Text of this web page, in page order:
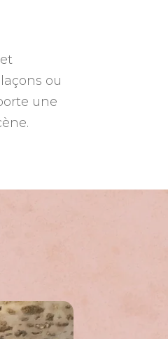
ou
une